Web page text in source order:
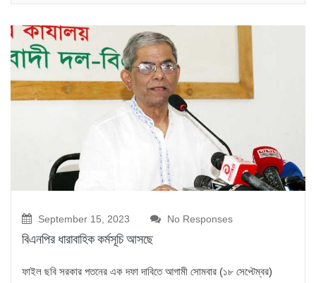
September 15, 2023 No Responses
বিএনপির ধারাবাহিক কর্মসূচি আসছে
ফাইল ছবি সরকার পতনের এক দফা দাবিতে আগামী সোমবার (১৮ সেপ্টেম্বর)